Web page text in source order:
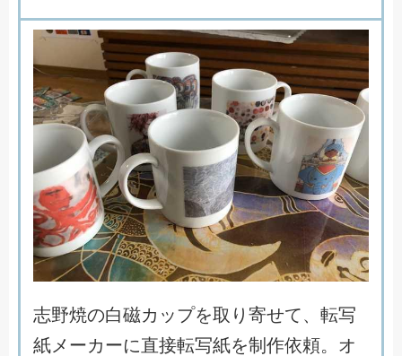
志野焼の白磁カ ップを取 り 寄せて、 転写
紙メ ーカーに直接転写紙を制 作依頼。 オ